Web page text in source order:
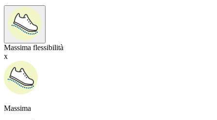
Massima flessibilità
x
Massima